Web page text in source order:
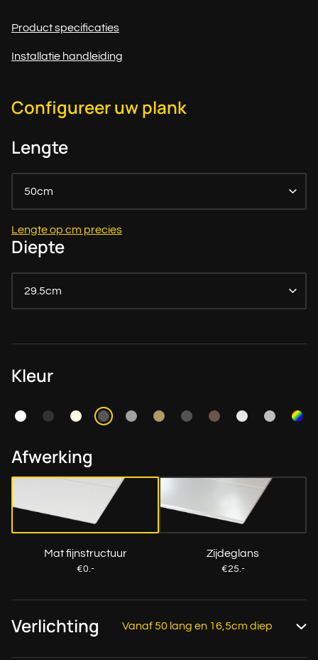
Product specificaties
Installatie handleiding
Configureer uw plank
Lengte
50cm
Lengte op cm precies
Diepte
29.5cm
Kleur
Afwerking
Mat fijnstructuur
€0.-
Zijdeglans
€25.-
Verlichting Vanaf 50 lang en 16,5cm diep